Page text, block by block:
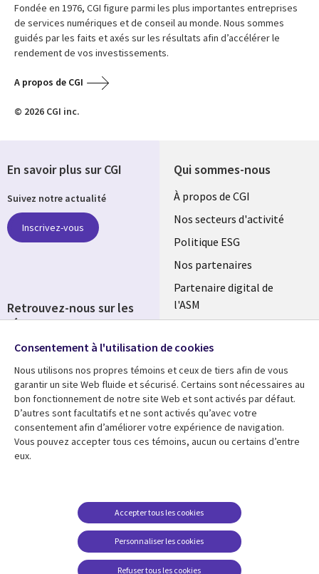
Fondée en 1976, CGI figure parmi les plus importantes entreprises
de services numériques et de conseil au monde. Nous sommes
guidés par les faits et axés sur les résultats afin d’accélérer le
rendement de vos investissements.
A propos de CGI
© 2026 CGI inc.
Qui sommes-nous
Useful
links
FRANCE
À propos de CGI
Nos secteurs d'activité
Politique ESG
Nos partenaires
Partenaire digital de
l'ASM
Fusions
Ressources
Library
Links
Articles
Blog
Support
Legal
Accessibilité
conditions juridiques
FAQ Carrières
Centre de gestion des
témoins
En savoir plus sur CGI
Suivez notre actualité
Inscrivez-vous
Retrouvez-nous sur les
réseaux
Social
Media
FRANCE
Consentement à l'utilisation de cookies
Nous utilisons nos propres témoins et ceux de tiers afin de vous
garantir un site Web fluide et sécurisé. Certains sont nécessaires au
bon fonctionnement de notre site Web et sont activés par défaut.
D’autres sont facultatifs et ne sont activés qu’avec votre
consentement afin d’améliorer votre expérience de navigation.
Vous pouvez accepter tous ces témoins, aucun ou certains d’entre
eux.
Personnaliser les cookies
Accepter tous les cookies
Refuser tous les cookies